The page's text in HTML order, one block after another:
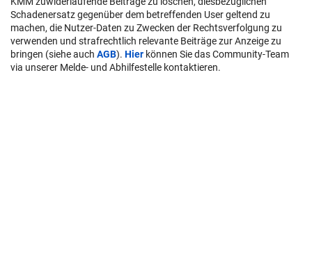
Schadenersatz gegenüber dem betreffenden User geltend zu
machen, die Nutzer-Daten zu Zwecken der Rechtsverfolgung zu
verwenden und strafrechtlich relevante Beiträge zur Anzeige zu
bringen (siehe auch AGB). Hier können Sie das Community-Team
via unserer Melde- und Abhilfestelle kontaktieren.